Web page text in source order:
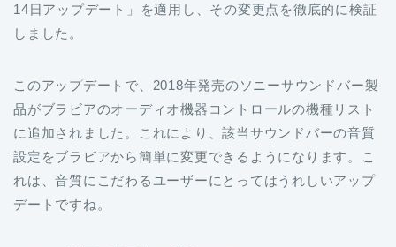
14日アップデート」を適用し、その変更点を徹底的に検証
しました。
このアップデートで、2018年発売のソニーサウンドバー製
品がブラビアのオーディオ機器コントロールの機種リスト
に追加されました。これにより、該当サウンドバーの音質
設定をブラビアから簡単に変更できるようになります。こ
れは、音質にこだわるユーザーにとってはうれしいアップ
デートですね。